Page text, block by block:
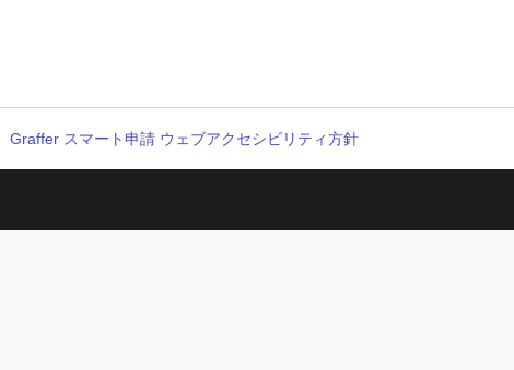
Graffer スマート申請 ウェブアクセシビリティ方針